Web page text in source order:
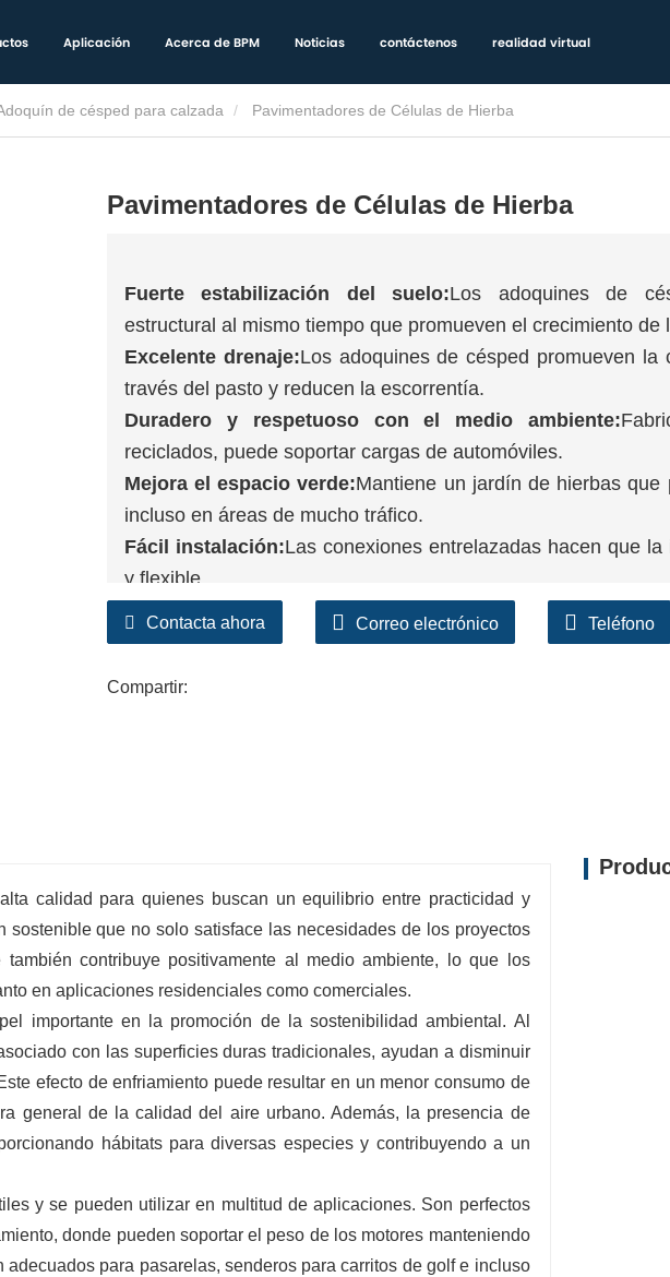
Aplicación Acerca de BPM Noticias contáctenos realidad virtual
de césped para calzada Pavimentadores de Células de Hierba
Pavimentadores de Células de Hierba
Fuerte estabilización del suelo:Los adoquines de
estructural al mismo tiempo que promueven el crecimiento de
Excelente drenaje:Los adoquines de césped promueven la
través del pasto y reducen la escorrentía.
Duradero y respetuoso con el medio ambiente:
reciclados, puede soportar cargas de automóviles.
Mejora el espacio verde:Mantiene un jardín de hierbas que
incluso en áreas de mucho tráfico.
Fácil instalación:Las conexiones entrelazadas hacen que
y flexible.
Apoya el desarrollo sostenible:
Reduce el efecto isla de
del aire y promueve la biodiversidad.
Contacta ahora Correo electrónico Teléfono
Compartir:
calidad para quienes buscan un equilibrio entre practicidad y
que no solo satisface las necesidades de los proyectos
contribuye positivamente al medio ambiente, lo que los
en aplicaciones residenciales como comerciales.
importante en la promoción de la sostenibilidad ambiental. Al
con las superficies duras tradicionales, ayudan a disminuir
efecto de enfriamiento puede resultar en un menor consumo de
general de la calidad del aire urbano. Además, la presencia de
hábitats para diversas especies y contribuyendo a un
y se pueden utilizar en multitud de aplicaciones. Son perfectos
donde pueden soportar el peso de los motores manteniendo
para pasarelas, senderos para carritos de golf e incluso